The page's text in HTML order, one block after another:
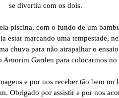
se divertiu com os dois.
piscina, com o fundo de um
estar marcando uma tempestade,
chuva para não atrapalhar o
Garden para colocarmos
e por nos receber tão bem
Obrigado por assistir e por nos